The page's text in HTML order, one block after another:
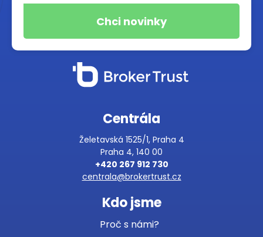
Centrála
Želetavská 1525/1, Praha 4
Praha 4, 140 00
+420 267 912 730
centrala@brokertrust.cz
Kdo jsme
Proč s námi?